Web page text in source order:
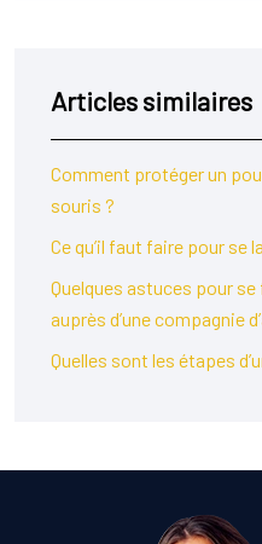
Articles similaires
Comment protéger un
souris ?
Ce qu’il faut faire pour se
Quelques astuces pour
auprès d’une compagnie
Quelles sont les étapes